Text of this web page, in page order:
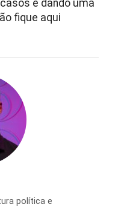
e dando uma
fique aqui
política e